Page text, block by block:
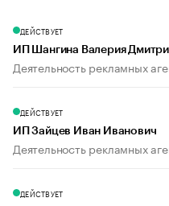
ДЕЙСТВУЕТ
ИП Шангина Валерия
Деятельность рекламных
ДЕЙСТВУЕТ
ИП Зайцев Иван Иванович
Деятельность рекламных
ДЕЙСТВУЕТ